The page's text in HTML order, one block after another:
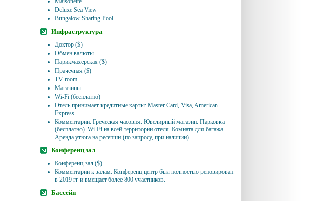
Deluxe Sea View
Bungalow Sharing Pool
Инфраструктура
Доктор ($)
Обмен валюты
Парикмахерская ($)
Прачечная ($)
TV room
Магазины
Wi-Fi (бесплатно)
Отель принимает кредитные карты: Master Card, Visa, American
Express
Комментарии: Греческая часовня. Ювелирный магазин. Парковка
(бесплатно). Wi-Fi на всей территории отеля. Комната для багажа.
Аренда утюга на ресепшн (по запросу, при наличии).
Конференц зал
Конференц-зал ($)
Комментарии к залам: Конференц центр был полностью реновирован
в 2019 гг и вмещает более 800 участников.
Бассейн